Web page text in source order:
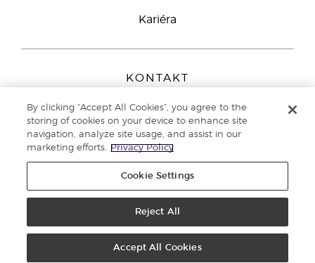
Kariéra
KONTAKT
Peizerweg 97
9727 AJ Groningen
Netherlands
Zákaznická podpora800 144 066
ochrany osobních údajů
By clicking “Accept All Cookies”, you agree to the
storing of cookies on your device to enhance site
navigation, analyze site usage, and assist in our
marketing efforts.
Privacy Policy
Cookie Settings
Reject All
Accept All Cookies